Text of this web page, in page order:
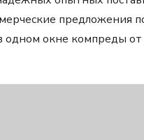
предложения
одном окне компреды